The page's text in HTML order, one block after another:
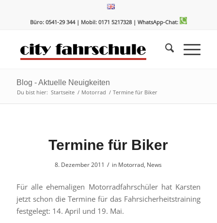
Büro: 0541-29 344 | Mobil: 0171 5217328 | WhatsApp-Chat:
Blog - Aktuelle Neuigkeiten
Du bist hier: Startseite / Motorrad / Termine für Biker
Termine für Biker
8. Dezember 2011 / in Motorrad, News
Für alle ehemaligen Motorradfahrschüler hat Karsten
jetzt schon die Termine für das Fahrsicherheitstraining
festgelegt: 14. April und 19. Mai.